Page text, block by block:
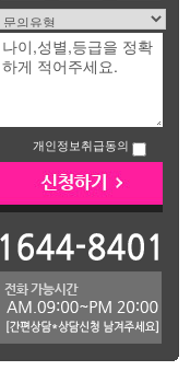
개인정보취급동의
잡는 심정으로 상담을
를 소개받아 상담후 1
교를 알아보고 있습니
수는 없겠지요.
주나 하는 의심도 들었
조절법,엄마가 도울수